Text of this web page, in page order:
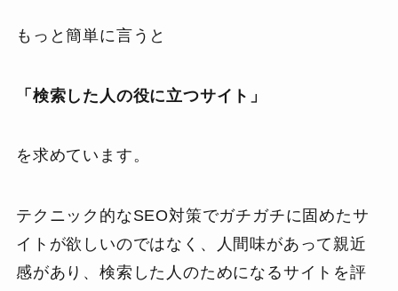
もっと簡単に言うと
「検索した人の役に立つサイト」
を求めています。
テクニック的なSEO対策でガチガチに固めたサ
イトが欲しいのではなく、人間味があって親近
感があり、検索した人のためになるサイトを評